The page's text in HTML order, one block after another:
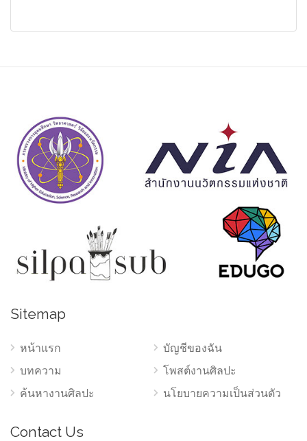
Sitemap
หน้าแรก
บทความ
ค้นหางานศิลปะ
บัญชีของฉัน
โพสต์งานศิลปะ
นโยบายความเป็นส่วนตัว
Contact Us